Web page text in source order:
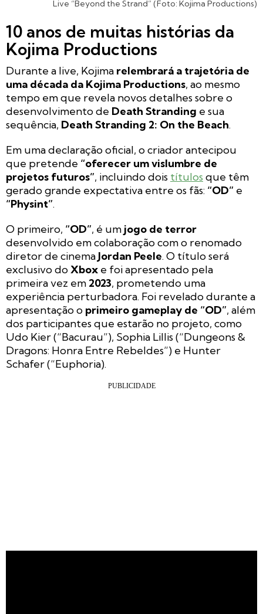
Live “Beyond the Strand” (Foto: Kojima Productions)
10 anos de muitas histórias da
Kojima Productions
Durante a live, Kojima relembrará a trajetória de
uma década da Kojima Productions, ao mesmo
tempo em que revela novos detalhes sobre o
desenvolvimento de Death Stranding e sua
sequência, Death Stranding 2: On the Beach.
Em uma declaração oficial, o criador antecipou
que pretende “oferecer um vislumbre de
projetos futuros”, incluindo dois títulos que têm
gerado grande expectativa entre os fãs: “OD” e
“Physint”.
O primeiro, “OD”, é um jogo de terror
desenvolvido em colaboração com o renomado
diretor de cinemaJordan Peele. O título será
exclusivo doXbox e foi apresentado pela
primeira vez em 2023, prometendo uma
experiência perturbadora. Foi revelado durante a
apresentação o primeiro gameplay de “OD”, além
dos participantes que estarão no projeto, como
Udo Kier (“Bacurau”), Sophia Lillis (“Dungeons &
Dragons: Honra Entre Rebeldes”) e Hunter
Schafer (“Euphoria).